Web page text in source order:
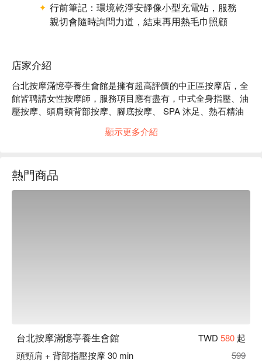
行前筆記： 環境乾淨安靜像小型充電站，服務
親切會隨時詢問力道，結束再用熱毛巾照顧
店家介紹
台北按摩滿憶亭養生會館是擁有超高評價的中正區按摩店，全
館皆聘請女性按摩師，服務項目應有盡有，中式全身指壓、油
壓按摩、頭肩頸背部按摩、腳底按摩、 SPA 沐足、熱石精油
滿憶亭養生會館評價：Google 4.9 星、平台 4.9 星好評
麗，壓力也都咻咻飛往九霄雲外。
滿憶亭養生會館裝潢明亮乾淨又舒適，專屬的空間讓人很有安
顯示更多介紹
熱門商品
台北按摩滿憶亭養生會館 TWD 580 起
頭頸肩 + 背部指壓按摩 30 min
599